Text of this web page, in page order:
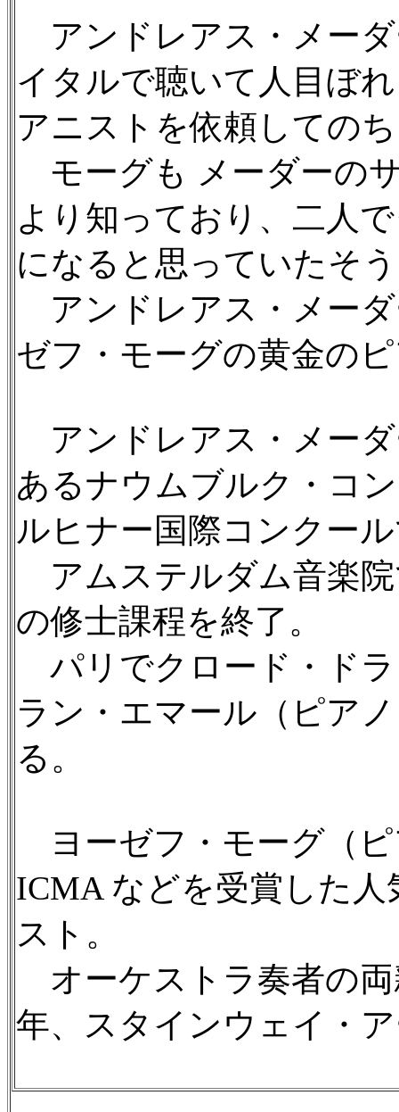
アンドレアス・メー
イタルで聴いて人目ぼ
アニストを依頼しての
モーグも メーダーの
より知っており、二人
になると思っていたそ
アンドレアス・メー
ゼフ・モーグの黄金の
アンドレアス・メーダ
あるナウムブルク・コ
ルヒナー国際コンクー
アムステルダム音楽
の修士課程を終了。
パリでクロード・ド
ラン・エマール（ピア
る。
ヨーゼフ・モーグ（
ICMA などを受賞した
スト。
オーケストラ奏者の両
年、スタインウェイ・